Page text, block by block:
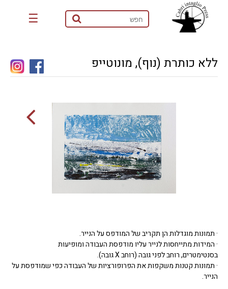
☰
ללא כותרת (נוף), מונוטייפ
· תמונות מוגדלות הן תקריב של המודפס על הנייר.
· המידות מתייחסות לנייר עליו מודפסת העבודה ומופיעות
בסנטימטרים, רוחב לפני גובה (רוחב X גובה).
· תמונות קטנות משקפות את הפרופורציות של העבודה כפי שמודפסת על
הנייר.